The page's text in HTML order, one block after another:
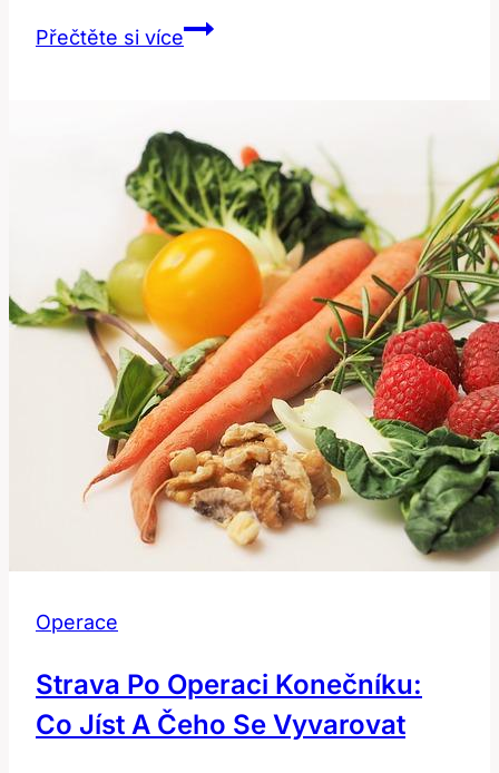
Přečtěte si víceRežim
víček:
Péče
a
tipy
Operace
Strava Po Operaci Konečníku:
Co Jíst A Čeho Se Vyvarovat